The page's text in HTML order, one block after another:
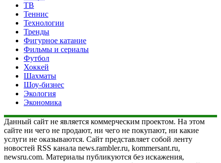
ТВ
Теннис
Технологии
Тренды
Фигурное катание
Фильмы и сериалы
Футбол
Хоккей
Шахматы
Шоу-бизнес
Экология
Экономика
Данный сайт не является коммерческим проектом. На этом
сайте ни чего не продают, ни чего не покупают, ни какие
услуги не оказываются. Сайт представляет собой ленту
новостей RSS канала news.rambler.ru, kommersant.ru,
newsru.com. Материалы публикуются без искажения,